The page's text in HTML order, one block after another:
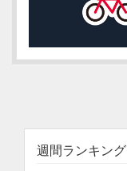
週間ランキング